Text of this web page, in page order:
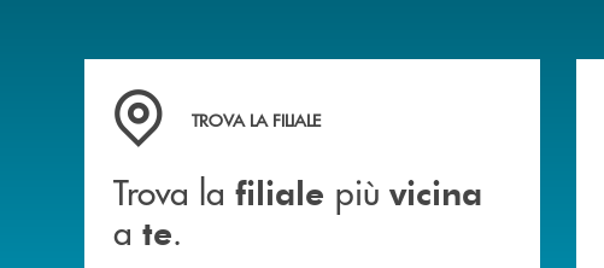
Trova la filiale più vicina a te .
TROVA LA FILIALE
Trova la filiale più vicina
a te.